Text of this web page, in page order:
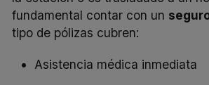
fundamental contar con un
tipo de pólizas cubren:
Asistencia médica inmediata